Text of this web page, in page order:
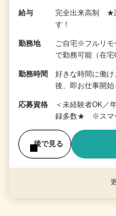
給与
完全出来高制 ★
す！
勤務地
ご自宅※フルリ
で勤務可能（在宅
勤務時間
好きな時間に働
後、即お仕事開
応募資格
＜未経験者OK／
録多数★ ※スマー
後で見る